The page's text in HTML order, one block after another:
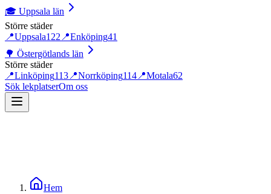
🎓 Uppsala län
Större städer
📍Uppsala122 📍Enköping41
🌳 Östergötlands län
Större städer
📍Linköping113 📍Norrköping114 📍Motala62
Sök lekplatserOm oss
Hem